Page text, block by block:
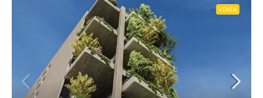
VENTA